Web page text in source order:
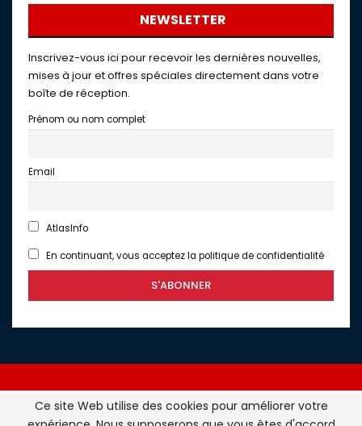
NEWSLETTER
Inscrivez-vous ici pour recevoir les dernières nouvelles,
mises à jour et offres spéciales directement dans votre
boîte de réception.
Prénom ou nom complet
Email
AtlasInfo
En continuant, vous acceptez la politique de confidentialité
Ce site Web utilise des cookies pour améliorer votre